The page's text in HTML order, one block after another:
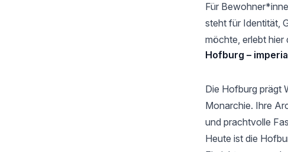
Für
steht für Identität,
möchte, erlebt hier
Hofburg –
Die Hofburg prägt
Monarchie. Ihre
und prachtvolle
Heute ist die